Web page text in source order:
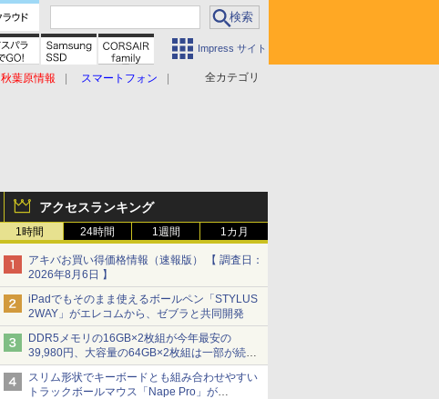
Impress サイト
全カテゴリ
秋葉原情報
スマートフォン
アクセスランキング
1時間 24時間 1週間 1カ月
アキバお買い得価格情報（速報版） 【 調査日：
2026年8月6日 】
iPadでもそのまま使えるボールペン「STYLUS
2WAY」がエレコムから、ゼブラと共同開発
DDR5メモリの16GB×2枚組が今年最安の
39,980円、大容量の64GB×2枚組は一部が続騰
[8月前半のメモリ価格]
スリム形状でキーボードとも組み合わせやすい
トラックボールマウス「Nape Pro」が